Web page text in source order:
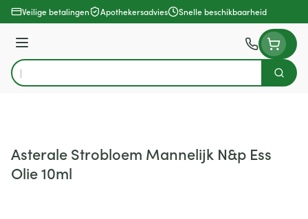
Ga naar de inhoud
Veilige betalingen Apothekersadvies Snelle beschikbaarheid
Menu
Product, merk, categorie...
Zoek
Asterale Strobloem Mannelijk N&p Ess
Olie 10ml